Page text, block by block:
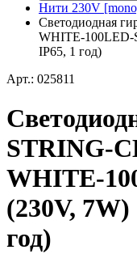
Нити 230V
Светодиодная
WHITE-100LED-
IP65, 1 год)
Арт.: 025811
STRING-
WHITE-
(230V,
год)